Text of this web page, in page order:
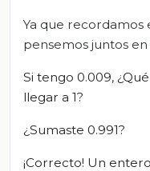
Ya que recordamos
pensemos juntos en
Si tengo 0.009,
llegar a 1?
¿Sumaste 0.991?
¡Correcto! Un